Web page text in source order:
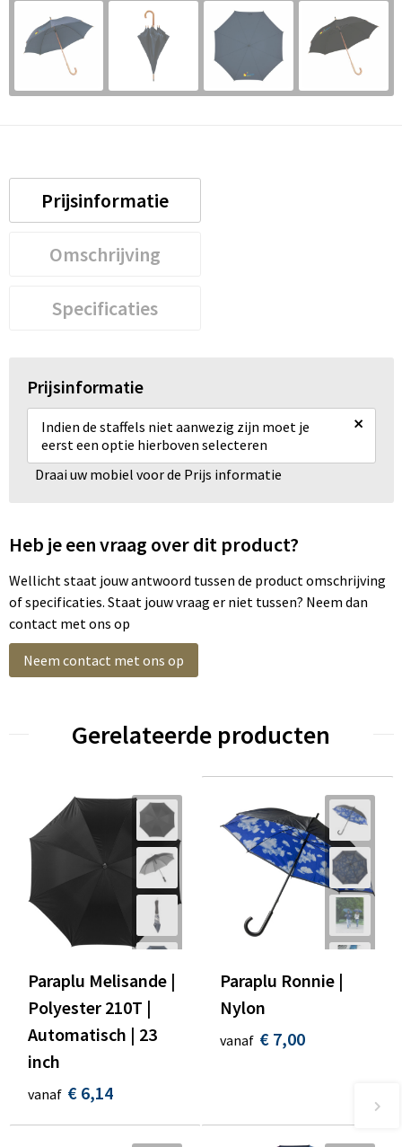
Prijsinformatie
Omschrijving
Specificaties
Prijsinformatie
Indien de staffels niet aanwezig zijn moet je
eerst een optie hierboven selecteren
×
Draai uw mobiel voor de Prijs informatie
Heb je een vraag over dit product?
Wellicht staat jouw antwoord tussen de product omschrijving
of specificaties. Staat jouw vraag er niet tussen? Neem dan
contact met ons op
Neem contact met ons op
Gerelateerde producten
Paraplu Melisande |
Polyester 210T |
Automatisch | 23
inch
vanaf € 6,14
Paraplu Ronnie |
Nylon
vanaf € 7,00